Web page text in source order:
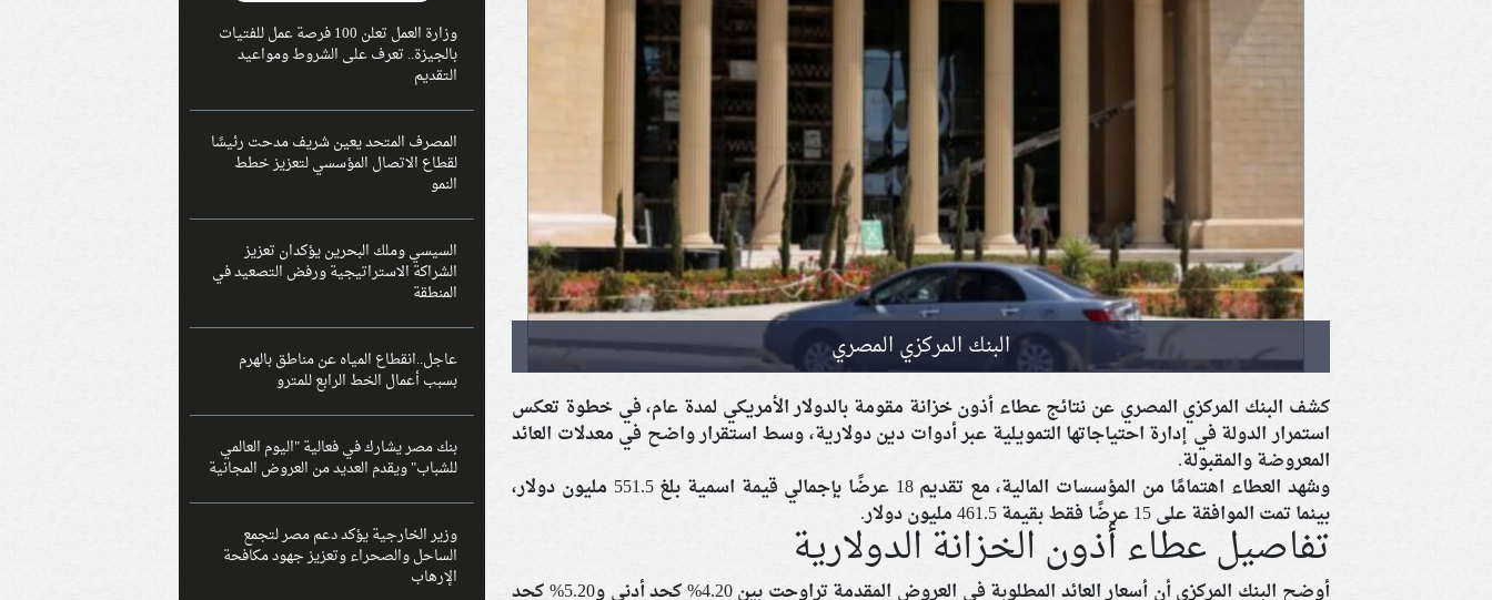
البنك المركزي المصري
كشف البنك المركزي المصري عن نتائج عطاء أذون خزانة مقومة بالدولار الأمريكي لمدة عام، في خطوة تعكس
استمرار الدولة في إدارة احتياجاتها التمويلية عبر أدوات دين دولارية، وسط استقرار واضح في معدلات العائد
المعروضة والمقبولة.
وشهد العطاء اهتمامًا من المؤسسات المالية، مع تقديم 18 عرضًا بإجمالي قيمة اسمية بلغ 551.5 مليون دولار،
بينما تمت الموافقة على 15 عرضًا فقط بقيمة 461.5 مليون دولار.
تفاصيل عطاء أذون الخزانة الدولارية
أوضح البنك المركزي أن أسعار العائد المطلوبة في العروض المقدمة تراوحت بين 4.20% كحد أدنى و5.20% كحد
وزارة العمل تعلن 100 فرصة عمل للفتيات
بالجيزة.. تعرف على الشروط ومواعيد
التقديم
المصرف المتحد يعين شريف مدحت رئيسًا
لقطاع الاتصال المؤسسي لتعزيز خطط
النمو
السيسي وملك البحرين يؤكدان تعزيز
الشراكة الاستراتيجية ورفض التصعيد في
المنطقة
عاجل..انقطاع المياه عن مناطق بالهرم
بسبب أعمال الخط الرابع للمترو
بنك مصر يشارك في فعالية "اليوم العالمي
للشباب" ويقدم العديد من العروض المجانية
وزير الخارجية يؤكد دعم مصر لتجمع
الساحل والصحراء وتعزيز جهود مكافحة
الإرهاب